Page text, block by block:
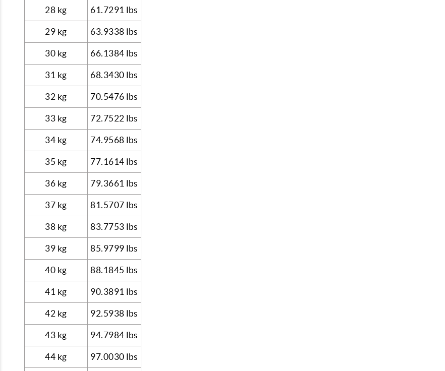
28 kg 61.7291 lbs
29 kg 63.9338 lbs
30 kg 66.1384 lbs
31 kg 68.3430 lbs
32 kg 70.5476 lbs
33 kg 72.7522 lbs
34 kg 74.9568 lbs
35 kg 77.1614 lbs
36 kg 79.3661 lbs
37 kg 81.5707 lbs
38 kg 83.7753 lbs
39 kg 85.9799 lbs
40 kg 88.1845 lbs
41 kg 90.3891 lbs
42 kg 92.5938 lbs
43 kg 94.7984 lbs
44 kg 97.0030 lbs